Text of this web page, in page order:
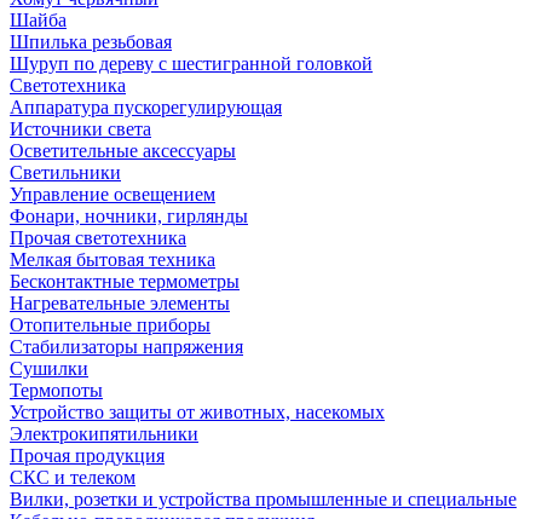
Шайба
Шпилька резьбовая
Шуруп по дереву с шестигранной головкой
Светотехника
Аппаратура пускорегулирующая
Источники света
Осветительные аксессуары
Светильники
Управление освещением
Фонари, ночники, гирлянды
Прочая светотехника
Мелкая бытовая техника
Бесконтактные термометры
Нагревательные элементы
Отопительные приборы
Стабилизаторы напряжения
Сушилки
Термопоты
Устройство защиты от животных, насекомых
Электрокипятильники
Прочая продукция
СКС и телеком
Вилки, розетки и устройства промышленные и специальные